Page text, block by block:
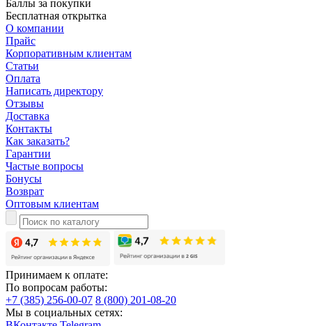
Баллы за покупки
Бесплатная открытка
О компании
Прайс
Корпоративным клиентам
Статьи
Оплата
Написать директору
Отзывы
Доставка
Контакты
Как заказать?
Гарантии
Частые вопросы
Бонусы
Возврат
Оптовым клиентам
Принимаем к оплате:
По вопросам работы:
+7 (385) 256-00-07 8 (800) 201-08-20
Мы в социальных сетях: